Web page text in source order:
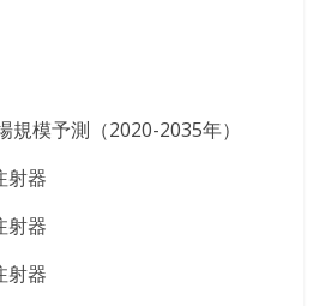
規模予測（2020-2035年）
射器
射器
射器